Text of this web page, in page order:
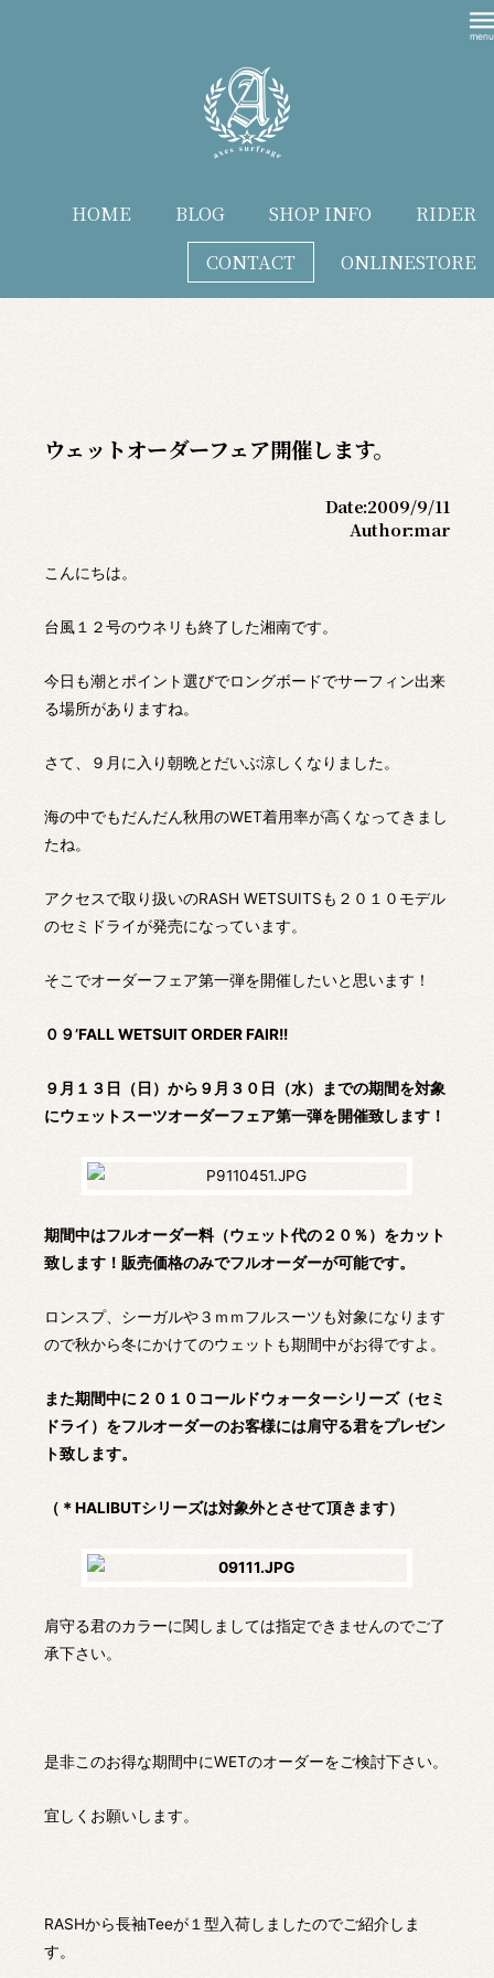
HOME BLOG SHOP INFO
RIDER
CONTACT
ONLINESTORE
ウェットオーダーフェア開催します。
Date:2009/9/11
Author:mar
こんにちは。
台風１２号のウネリも終了した湘南です。
今日も潮とポイント選びでロングボードでサーフィン出来
る場所がありますね。
さて、９月に入り朝晩とだいぶ涼しくなりました。
海の中でもだんだん秋用のWET着用率が高くなってきまし
たね。
アクセスで取り扱いのRASH WETSUITSも２０１０モデル
のセミドライが発売になっています。
そこでオーダーフェア第一弾を開催したいと思います！
０９’FALL WETSUIT ORDER FAIR!!
９月１３日（日）から９月３０日（水）までの期間を対象
にウェットスーツオーダーフェア第一弾を開催致します！
期間中はフルオーダー料（ウェット代の２０％）をカット
致します！販売価格のみでフルオーダーが可能です。
ロンスプ、シーガルや３ｍｍフルスーツも対象になります
ので秋から冬にかけてのウェットも期間中がお得ですよ。
また期間中に２０１０コールドウォーターシリーズ（セミ
ドライ）をフルオーダーのお客様には肩守る君をプレゼン
ト致します。
（＊HALIBUTシリーズは対象外とさせて頂きます）
肩守る君のカラーに関しましては指定できませんのでご了
承下さい。
是非このお得な期間中にWETのオーダーをご検討下さい。
宜しくお願いします。
RASHから長袖Teeが１型入荷しましたのでご紹介しま
す。